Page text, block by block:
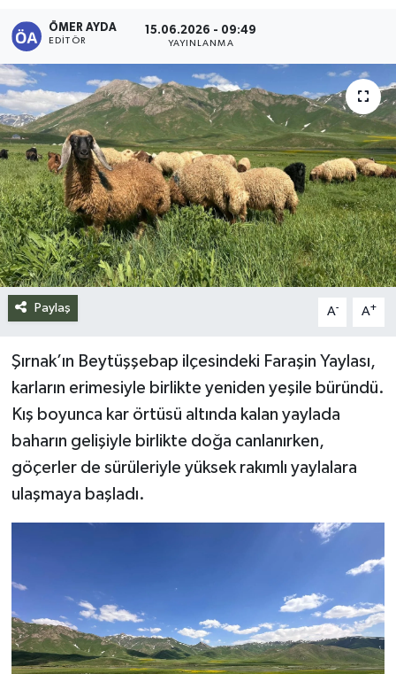
ÖMER AYDA
EDITÖR
15.06.2026 - 09:49
YAYINLANMA
Paylaş A- A+
Şırnak’ın Beytüşşebap ilçesindeki Faraşin Yaylası,
karların erimesiyle birlikte yeniden yeşile büründü.
Kış boyunca kar örtüsü altında kalan yaylada
baharın gelişiyle birlikte doğa canlanırken,
göçerler de sürüleriyle yüksek rakımlı yaylalara
ulaşmaya başladı.
Eğitim
Kültür - Sanat
Siyaset
Spor
Teknoloji
Yazarlar
Son Dakika Haberleri
Haber Arşivi